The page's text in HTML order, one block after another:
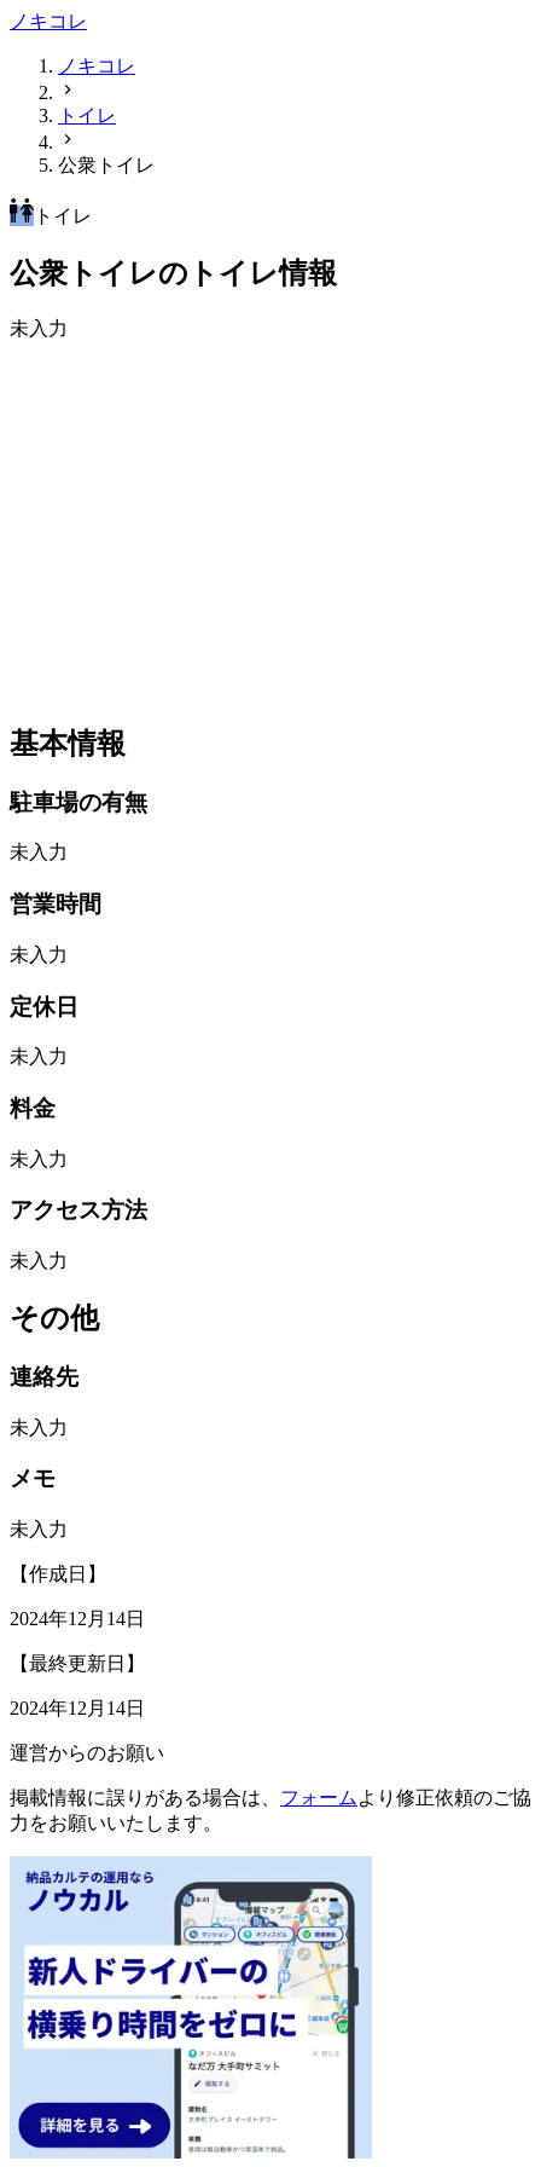
ノキコレ
ノキコレ
トイレ
公衆トイレ
トイレ
公衆トイレのトイレ情報
未入力
基本情報
駐車場の有無
未入力
営業時間
未入力
定休日
未入力
料金
未入力
アクセス方法
未入力
その他
連絡先
未入力
メモ
未入力
【作成日】
2024年12月14日
【最終更新日】
2024年12月14日
運営からのお願い
掲載情報に誤りがある場合は、 フォーム より修正依頼のご協
力をお願いいたします。